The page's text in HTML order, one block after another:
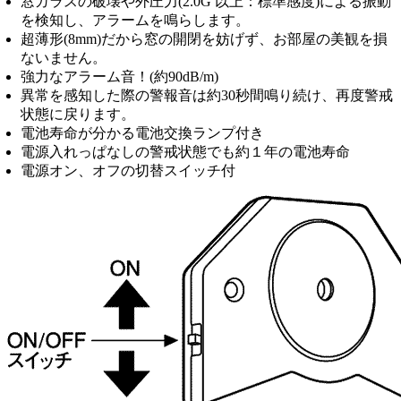
を検知し、アラームを鳴らします。
超薄形(8mm)だから窓の開閉を妨げず、お部屋の美観を損
ないません。
強力なアラーム音！(約90dB/m)
異常を感知した際の警報音は約30秒間鳴り続け、再度警戒
状態に戻ります。
電池寿命が分かる電池交換ランプ付き
電源入れっぱなしの警戒状態でも約１年の電池寿命
電源オン、オフの切替スイッチ付